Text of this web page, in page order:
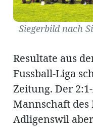
Mitteilungen
Baustellen
Siegerbild nach
Resultate aus
Fussball-Liga
Zeitung. Der
Mannschaft des
Adligenswil